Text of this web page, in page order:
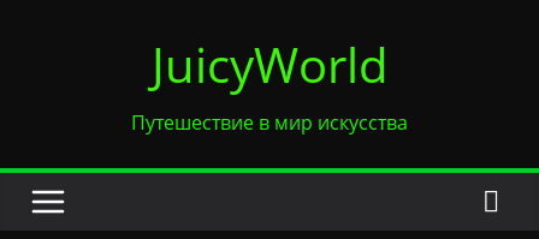
JuicyWorld
Путешествие в мир искусства